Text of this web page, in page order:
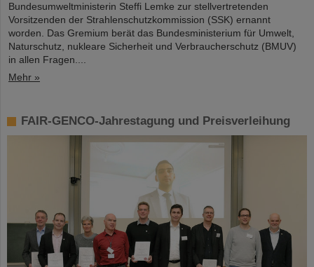
Bundesumweltministerin Steffi Lemke zur stellvertretenden
Vorsitzenden der Strahlenschutzkommission (SSK) ernannt
worden. Das Gremium berät das Bundesministerium für Umwelt,
Naturschutz, nukleare Sicherheit und Verbraucherschutz (BMUV)
in allen Fragen....
Mehr »
FAIR-GENCO-Jahrestagung und Preisverleihung